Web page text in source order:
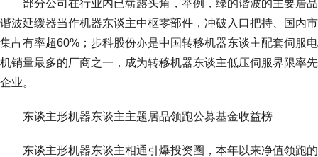
部分公司在行业内已崭露头角，举例，绿的谐波的主要居品
谐波延缓器当作机器东谈主中枢零部件，冲破入口把持、国内市
集占有率超60%；步科股份亦是中国转移机器东谈主配套伺服电
机销量最多的厂商之一，成为转移机器东谈主低压伺服界限率先
企业。
东谈主形机器东谈主主题居品领跑公募基金收益榜
东谈主形机器东谈主相通引爆投资圈，本年以来净值领跑的